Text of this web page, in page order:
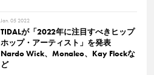
Jan. 05 2022
TIDALが「2022年に注目すべきヒップ
ホップ・アーティスト」を発表
Nardo Wick、Monaleo、Kay Flockな
ど